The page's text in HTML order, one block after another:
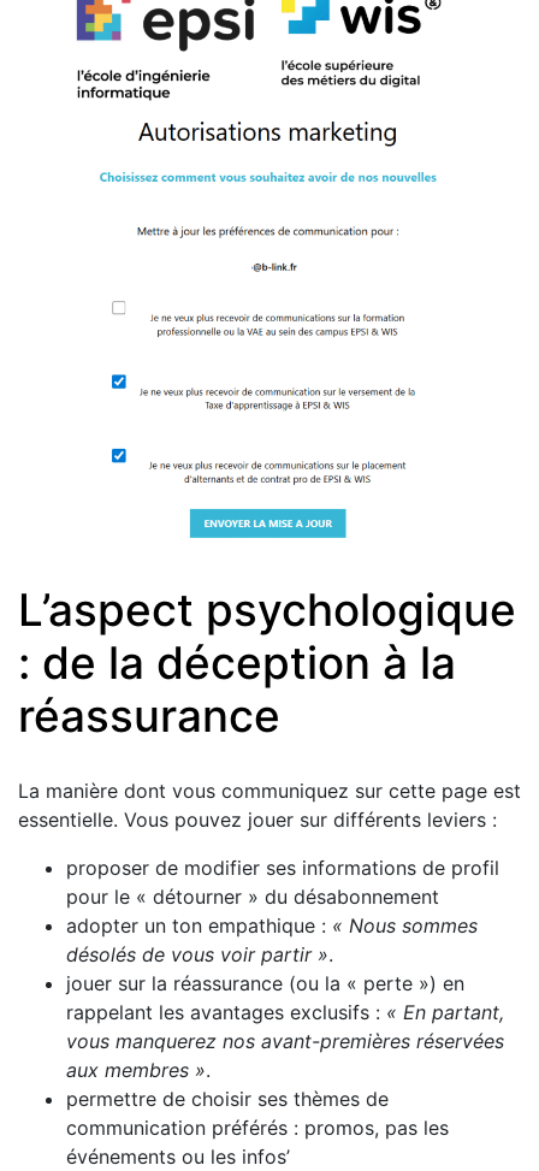
L’aspect psychologique
: de la déception à la
réassurance
La manière dont vous communiquez sur cette page est
essentielle. Vous pouvez jouer sur différents leviers :
proposer de modifier ses informations de profil
pour le « détourner » du désabonnement
adopter un ton empathique : « Nous sommes
désolés de vous voir partir ».
jouer sur la réassurance (ou la « perte ») en
rappelant les avantages exclusifs : « En partant,
vous manquerez nos avant-premières réservées
aux membres ».
permettre de choisir ses thèmes de
communication préférés : promos, pas les
événements ou les infos’